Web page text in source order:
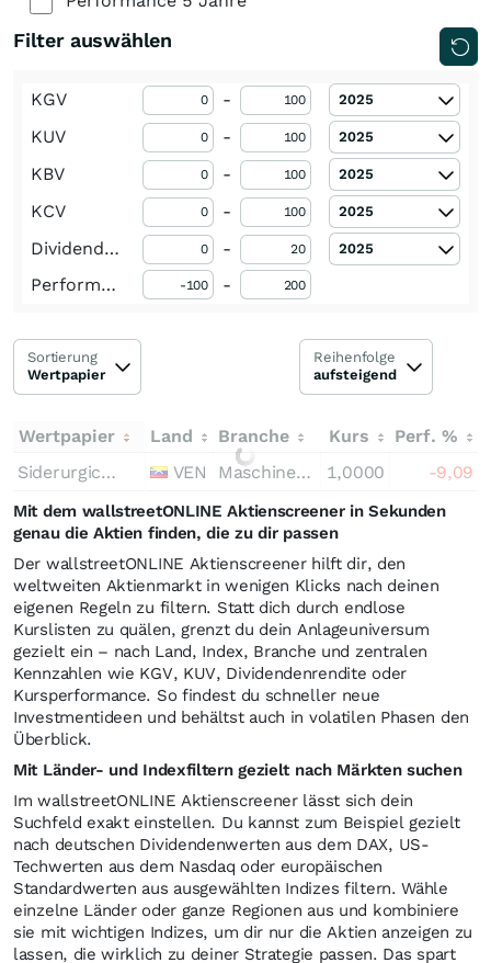
Filter auswählen
KGV - 2025
KUV - 2025
KBV - 2025
KCV - 2025
Dividendenrendite - 2025
Performance 1 Monat -
Sortierung
Wertpapier
Reihenfolge
aufsteigend
Wertpapier Land Branche Kurs
Perf. %
Siderurgica Venezolana SIVENSA SAICA SVS
VEN Maschinenbau 1,0000 -9,09
Mit dem wallstreetONLINE Aktienscreener in Sekunden
genau die Aktien finden, die zu dir passen
Der wallstreetONLINE Aktienscreener hilft dir, den
weltweiten Aktienmarkt in wenigen Klicks nach deinen
eigenen Regeln zu filtern. Statt dich durch endlose
Kurslisten zu quälen, grenzt du dein Anlageuniversum
gezielt ein – nach Land, Index, Branche und zentralen
Kennzahlen wie KGV, KUV, Dividendenrendite oder
Kursperformance. So findest du schneller neue
Investmentideen und behältst auch in volatilen Phasen den
Überblick.
Mit Länder- und Indexfiltern gezielt nach Märkten suchen
Im wallstreetONLINE Aktienscreener lässt sich dein
Suchfeld exakt einstellen. Du kannst zum Beispiel gezielt
nach deutschen Dividendenwerten aus dem DAX, US-
Techwerten aus dem Nasdaq oder europäischen
Standardwerten aus ausgewählten Indizes filtern. Wähle
einzelne Länder oder ganze Regionen aus und kombiniere
sie mit wichtigen Indizes, um dir nur die Aktien anzeigen zu
lassen, die wirklich zu deiner Strategie passen. Das spart